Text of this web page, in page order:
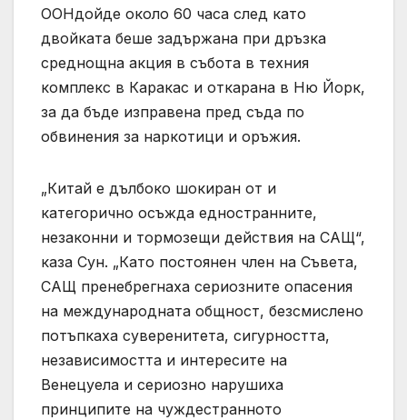
ООНдойде около 60 часа след като
двойката беше задържана при дръзка
среднощна акция в събота в техния
комплекс в Каракас и откарана в Ню Йорк,
за да бъде изправена пред съда по
обвинения за наркотици и оръжия.
„Китай е дълбоко шокиран от и
категорично осъжда едностранните,
незаконни и тормозещи действия на САЩ“,
каза Сун. „Като постоянен член на Съвета,
САЩ пренебрегнаха сериозните опасения
на международната общност, безсмислено
потъпкаха суверенитета, сигурността,
независимостта и интересите на
Венецуела и сериозно нарушиха
принципите на чуждестранното